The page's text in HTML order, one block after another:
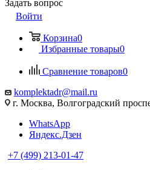
Задать вопрос
Войти
Корзина0
Избранные товары0
Сравнение товаров0
komplektadr@mail.ru
г. Москва, Волгоградский
WhatsApp
Яндекс.Дзен
+7 (499) 213-01-47